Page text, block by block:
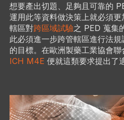
想要產出切題、足夠且可靠的
運用此等資料做決策上就必須
轄區對跨區域試驗之 PED 蒐集
此必須進一步跨管轄區進行法
的目標。在歐洲製藥工業協會
ICH M4E 便就這類要求提出了